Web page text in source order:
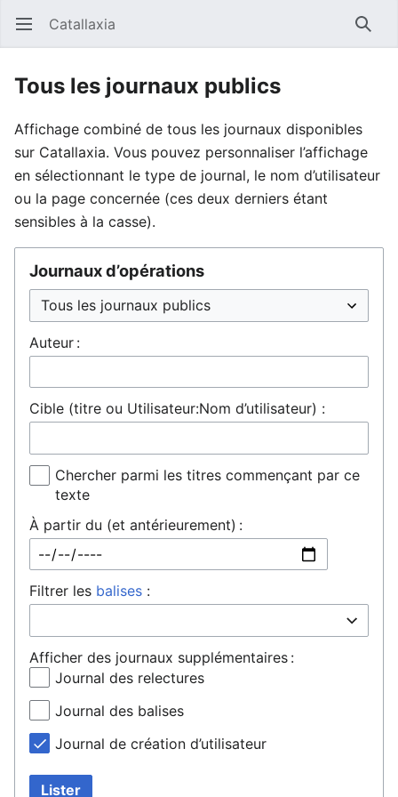
Ouvrir le menu principal Catallaxia
Tous les journaux publics
Affichage combiné de tous les journaux disponibles
sur Catallaxia. Vous pouvez personnaliser l’affichage
en sélectionnant le type de journal, le nom d’utilisateur
ou la page concernée (ces deux derniers étant
sensibles à la casse).
Journaux d’opérations
Auteur :
Cible (titre ou Utilisateur:Nom d’utilisateur) :
Chercher parmi les titres commençant par ce
texte
À partir du (et antérieurement) :
Filtrer les balises :
Afficher des journaux supplémentaires :
Journal des relectures
Journal des balises
Journal de création d’utilisateur
Lister